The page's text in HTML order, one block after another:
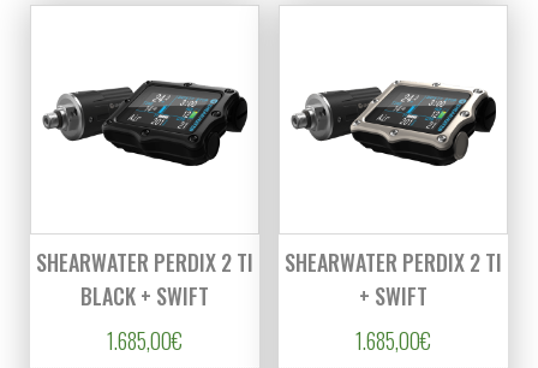
SHEARWATER PERDIX 2 TI
BLACK + SWIFT
1.685,00€
SHEARWATER PERDIX 2 TI
+ SWIFT
1.685,00€